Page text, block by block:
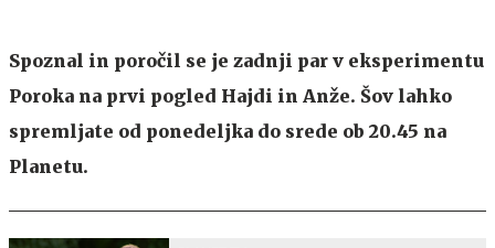
Spoznal in poročil se je zadnji par v eksperimentu
Poroka na prvi pogled Hajdi in Anže. Šov lahko
spremljate od ponedeljka do srede ob 20.45 na
Planetu.